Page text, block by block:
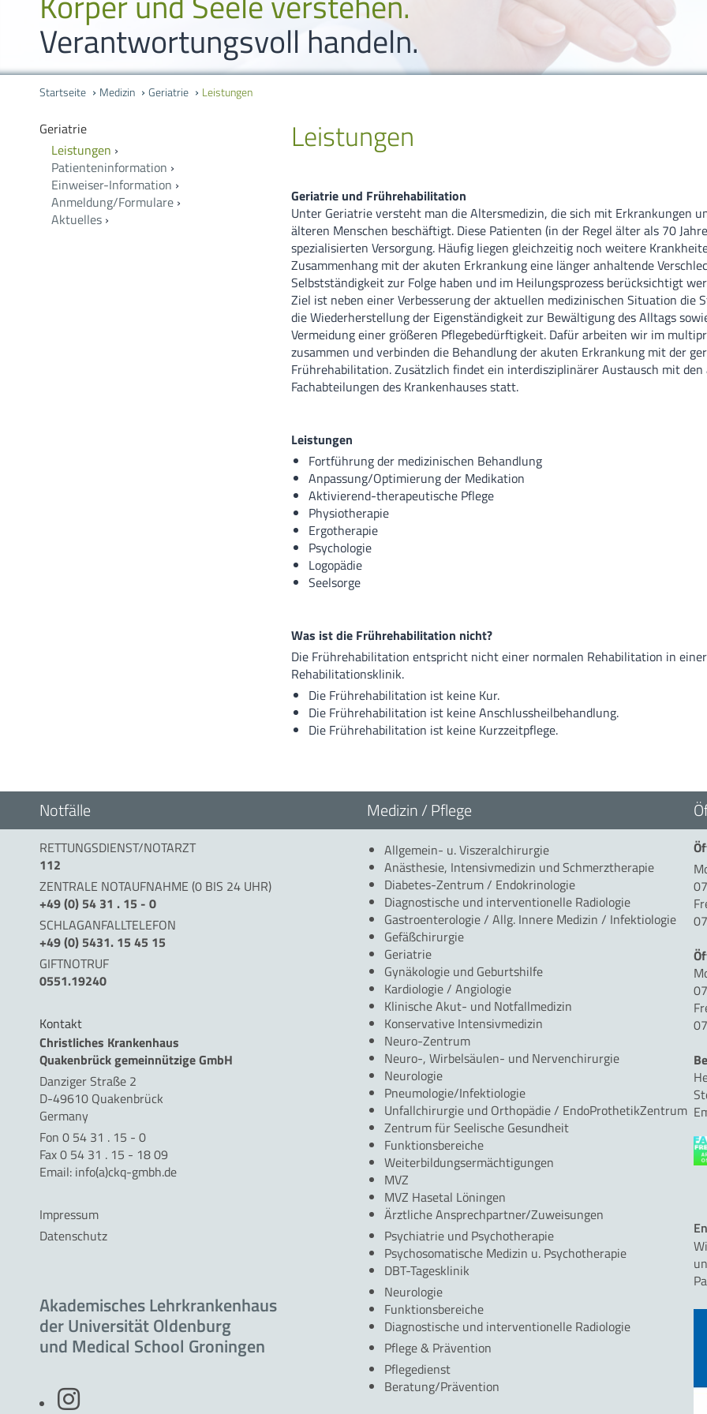
Verantwortungsvoll handeln.
Startseite Medizin Geriatrie Leistungen
Geriatrie
Leistungen ›
Patienteninformation ›
Einweiser-Information ›
Anmeldung/Formulare ›
Aktuelles ›
Leistungen
Geriatrie und Frührehabilitation
Unter Geriatrie versteht man die Altersmedizin, die sich mit Erkrankungen
älteren Menschen beschäftigt. Diese Patienten (in der Regel älter als 70
spezialisierten Versorgung. Häufig liegen gleichzeitig noch weitere
Zusammenhang mit der akuten Erkrankung eine länger anhaltende
Selbstständigkeit zur Folge haben und im Heilungsprozess berücksichtigt
Ziel ist neben einer Verbesserung der aktuellen medizinischen Situation die
die Wiederherstellung der Eigenständigkeit zur Bewältigung des Alltags
Vermeidung einer größeren Pflegebedürftigkeit. Dafür arbeiten wir im
zusammen und verbinden die Behandlung der akuten Erkrankung mit der
Frührehabilitation. Zusätzlich findet ein interdisziplinärer Austausch mit den
Fachabteilungen des Krankenhauses statt.
Leistungen
Fortführung der medizinischen Behandlung
Anpassung/Optimierung der Medikation
Aktivierend-therapeutische Pflege
Physiotherapie
Ergotherapie
Psychologie
Logopädie
Seelsorge
Was ist die Frührehabilitation nicht?
Die Frührehabilitation entspricht nicht einer normalen Rehabilitation in einer
Rehabilitationsklinik.
Die Frührehabilitation ist keine Kur.
Die Frührehabilitation ist keine Anschlussheilbehandlung.
Die Frührehabilitation ist keine Kurzzeitpflege.
Notfälle Medizin / Pflege
RETTUNGSDIENST/NOTARZT
112
ZENTRALE NOTAUFNAHME (0 BIS 24 UHR)
+49 (0) 54 31 . 15 - 0
SCHLAGANFALLTELEFON
+49 (0) 5431. 15 45 15
GIFTNOTRUF
0551.19240
Kontakt
Christliches Krankenhaus
Quakenbrück gemeinnützige GmbH
Danziger Straße 2
D-49610 Quakenbrück
Germany
Fon 0 54 31 . 15 - 0
Fax 0 54 31 . 15 - 18 09
Email: info(a)ckq-gmbh.de
Impressum
Datenschutz
Akademisches Lehrkrankenhaus
der Universität Oldenburg
und Medical School Groningen
Allgemein- u. Viszeralchirurgie
Anästhesie, Intensivmedizin und Schmerztherapie
Diabetes-Zentrum / Endokrinologie
Diagnostische und interventionelle Radiologie
Gastroenterologie / Allg. Innere Medizin / Infektiologie
Gefäßchirurgie
Geriatrie
Gynäkologie und Geburtshilfe
Kardiologie / Angiologie
Klinische Akut- und Notfallmedizin
Konservative Intensivmedizin
Neuro-Zentrum
Neuro-, Wirbelsäulen- und Nervenchirurgie
Neurologie
Pneumologie/Infektiologie
Unfallchirurgie und Orthopädie / EndoProthetikZentrum
Zentrum für Seelische Gesundheit
Funktionsbereiche
Weiterbildungsermächtigungen
MVZ
MVZ Hasetal Löningen
Ärztliche Ansprechpartner/Zuweisungen
Psychiatrie und Psychotherapie
Psychosomatische Medizin u. Psychotherapie
DBT-Tagesklinik
Neurologie
Funktionsbereiche
Diagnostische und interventionelle Radiologie
Pflege & Prävention
Pflegedienst
Beratung/Prävention
Karriere
Bildungszentrum
Gynäkologie
Kardiologie /
Neuro-,
Neurologie
Pneumologie/
Zentrum für